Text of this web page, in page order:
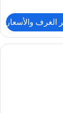
الغرف والأسعار
المحمول